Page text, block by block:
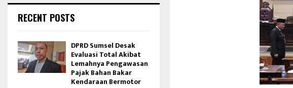
RECENT POSTS
DPRD Sumsel Desak
Evaluasi Total Akibat
Lemahnya Pengawasan
Pajak Bahan Bakar
Kendaraan Bermotor